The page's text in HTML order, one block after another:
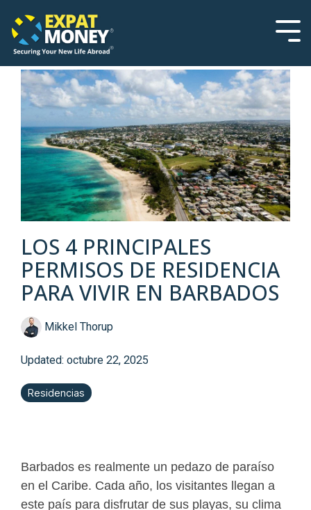
note:
This
website
accessibility
system.
the
main
LOS 4 PRINCIPALES
PERMISOS DE RESIDENCIA
PARA VIVIR EN BARBADOS
Mikkel Thorup
Updated: octubre 22, 2025
Residencias
Barbados es realmente un pedazo de paraíso
en el Caribe. Cada año, los visitantes llegan a
este país para disfrutar de sus playas, su clima